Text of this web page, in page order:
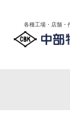
各種工場・店舗・